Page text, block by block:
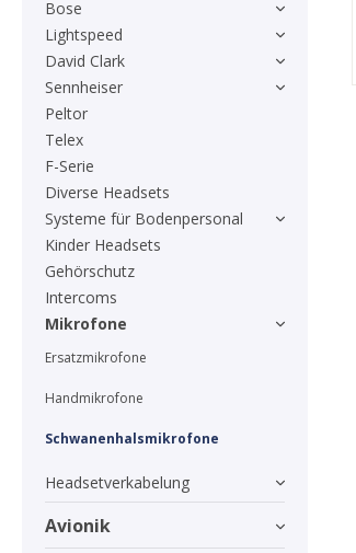
Bose
Lightspeed
David Clark
Sennheiser
Peltor
Telex
F-Serie
Diverse Headsets
Systeme für Bodenpersonal
Kinder Headsets
Gehörschutz
Intercoms
Mikrofone
Ersatzmikrofone
Handmikrofone
Schwanenhalsmikrofone
Headsetverkabelung
Avionik